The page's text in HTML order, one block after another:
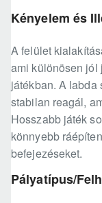
Kényelem és
A felület
ami különösen jól
játékban. A labda
stabilan reagál,
Hosszabb játék
könnyebb
befejezéseket.
Pályatípus/